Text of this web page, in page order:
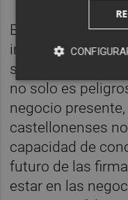
El bloqueo
inmediata: "Italia
señala el
no solo es
negocio
castellonenses
capacidad de
futuro de las
estar en las